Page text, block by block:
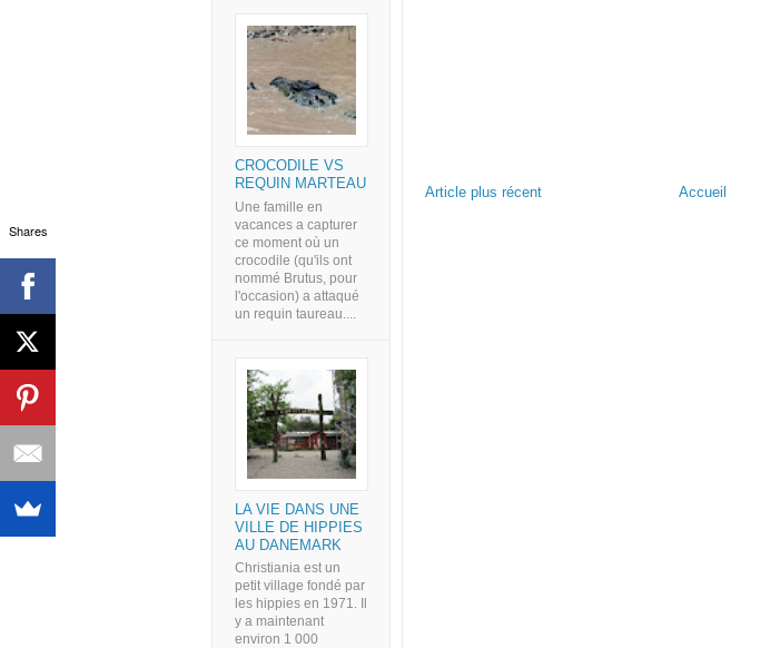
Article plus récent Accueil
CROCODILE VS
REQUIN MARTEAU
Une famille en
vacances a capturer
ce moment où un
crocodile (qu'ils ont
nommé Brutus, pour
l'occasion) a attaqué
un requin taureau....
LA VIE DANS UNE
VILLE DE HIPPIES
AU DANEMARK
Christiania est un
petit village fondé par
les hippies en 1971. Il
y a maintenant
environ 1 000
Shares